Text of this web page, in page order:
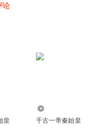
论
皇 千古一帝秦始皇